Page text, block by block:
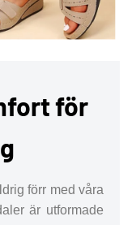
för
förr med våra
är utformade